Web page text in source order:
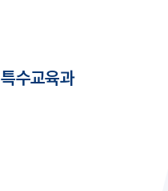
특수교육과